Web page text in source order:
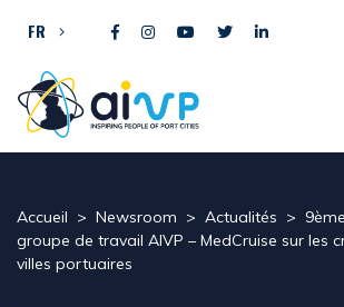
FR
Accueil > Newsroom > Actualités >
groupe de travail AIVP – MedCruise sur les
villes portuaires